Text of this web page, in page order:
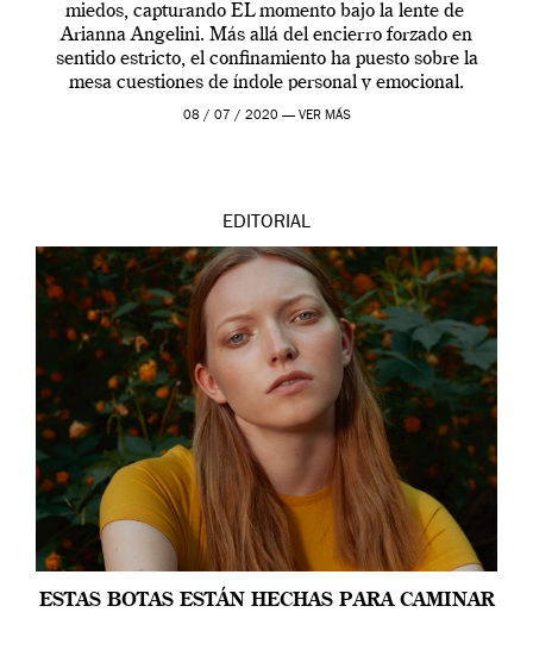
miedos, capturando EL momento bajo la lente de
Arianna Angelini. Más allá del encierro forzado en
sentido estricto, el confinamiento ha puesto sobre la
mesa cuestiones de índole personal y emocional.
Inseguridades, temores, y sentimientos que tienden […]
08 / 07 / 2020 — VER MÁS
EDITORIAL
ESTAS BOTAS ESTÁN HECHAS PARA CAMINAR